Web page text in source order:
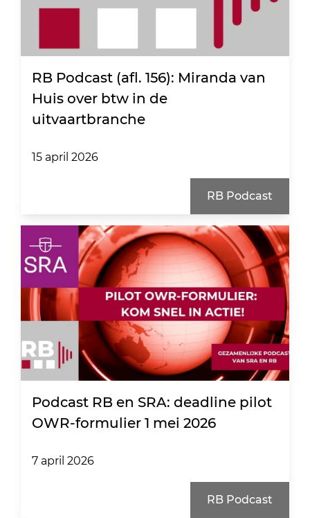
RB Podcast (afl. 156): Miranda van
Huis over btw in de
uitvaartbranche
15 april 2026
RB Podcast
Podcast RB en SRA: deadline pilot
OWR-formulier 1 mei 2026
7 april 2026
RB Podcast